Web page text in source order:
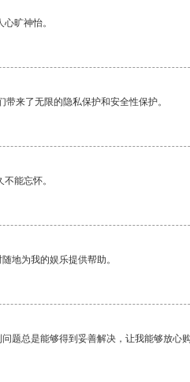
旷神怡。
来了无限的隐私保护和安全性保护。
能忘怀。
地为我的娱乐提供帮助。
题总是能够得到妥善解决，让我能够放心购